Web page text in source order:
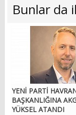
Bunlar da
YENİ PARTİ
BAŞKANLIĞINA
YÜKSEL ATANDI